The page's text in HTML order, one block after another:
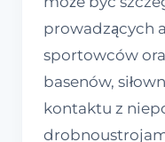
prowadzących
sportowców
basenów,
kontaktu z